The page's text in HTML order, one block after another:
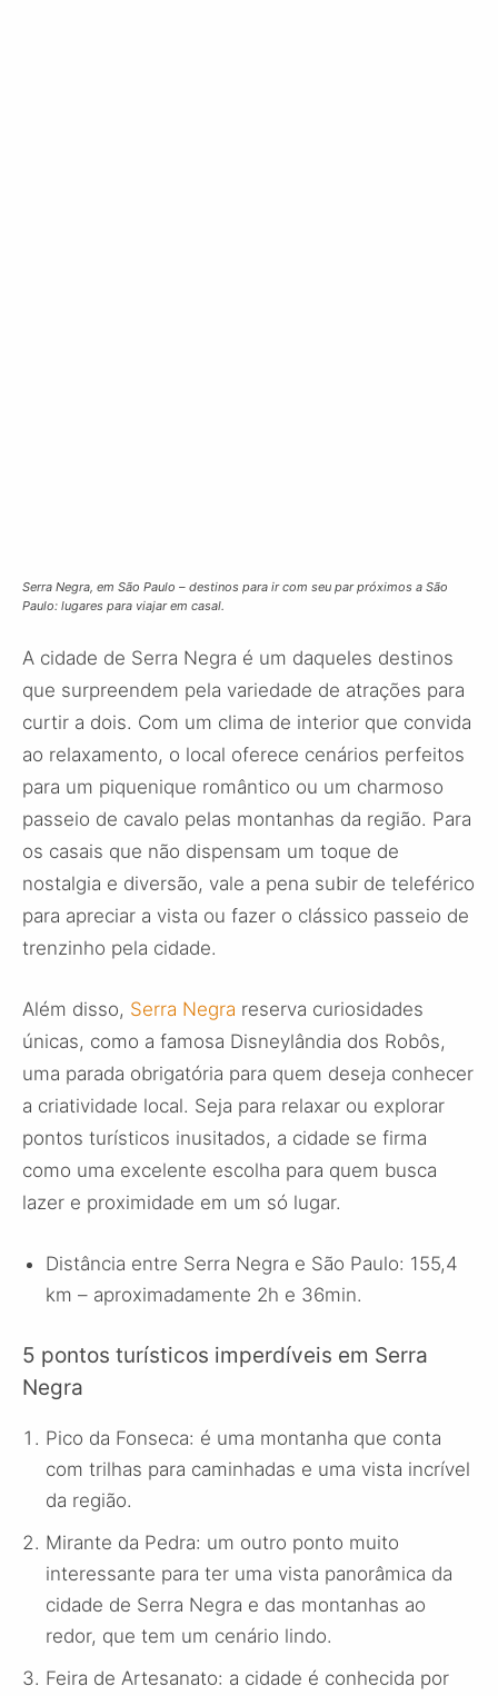
Serra Negra, em São Paulo – destinos para ir com seu par próximos a São
Paulo: lugares para viajar em casal.
A cidade de Serra Negra é um daqueles destinos
que surpreendem pela variedade de atrações para
curtir a dois. Com um clima de interior que convida
ao relaxamento, o local oferece cenários perfeitos
para um piquenique romântico ou um charmoso
passeio de cavalo pelas montanhas da região. Para
os casais que não dispensam um toque de
nostalgia e diversão, vale a pena subir de teleférico
para apreciar a vista ou fazer o clássico passeio de
trenzinho pela cidade.
Além disso, Serra Negra reserva curiosidades
únicas, como a famosa Disneylândia dos Robôs,
uma parada obrigatória para quem deseja conhecer
a criatividade local. Seja para relaxar ou explorar
pontos turísticos inusitados, a cidade se firma
como uma excelente escolha para quem busca
lazer e proximidade em um só lugar.
Distância entre Serra Negra e São Paulo: 155,4
km – aproximadamente 2h e 36min.
5 pontos turísticos imperdíveis em Serra
Negra
Pico da Fonseca: é uma montanha que conta
com trilhas para caminhadas e uma vista incrível
da região.
Mirante da Pedra: um outro ponto muito
interessante para ter uma vista panorâmica da
cidade de Serra Negra e das montanhas ao
redor, que tem um cenário lindo.
Feira de Artesanato: a cidade é conhecida por